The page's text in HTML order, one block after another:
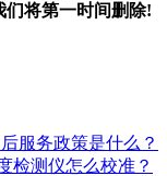
们将第一时间删除!
服务政策是什么？
检测仪怎么校准？